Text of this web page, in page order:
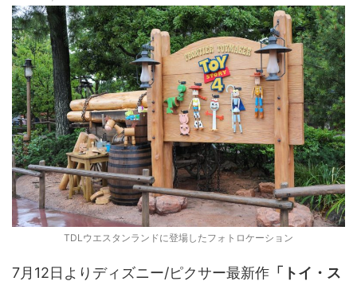
TDLウエスタンランドに登場したフォトロケーション
7月12日よりディズニー/ピクサー最新作 「トイ・ス